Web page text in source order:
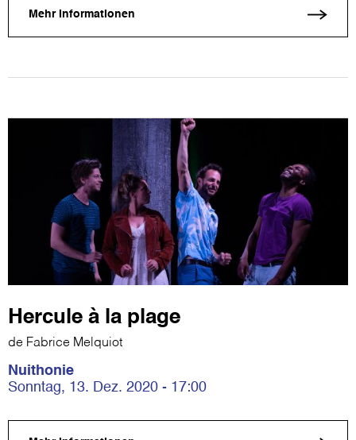
Mehr Informationen
Hercule à la plage
de Fabrice Melquiot
Nuithonie
Sonntag, 13. Dez. 2020 - 17:00